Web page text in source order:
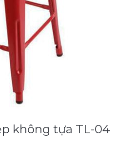
không tựa TL-04